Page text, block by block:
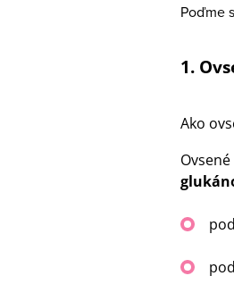
Poďme
1.
Ako